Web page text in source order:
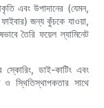
এবং উপাদানের (যেমন,
জন্য কুঁচকে যাওয়া,
তৈরি ফয়েল ল্যামিনেট
স্কোরিং, ডাই-কাটিং এবং
ও স্থিতিস্থাপকতার সাথে